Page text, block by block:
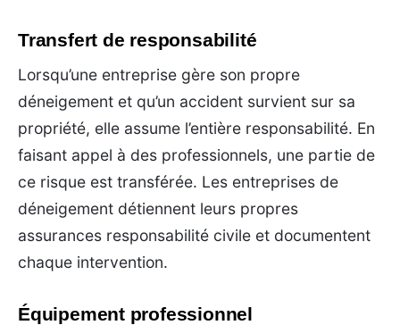
Transfert de responsabilité
Lorsqu’une entreprise gère son propre
déneigement et qu’un accident survient sur sa
propriété, elle assume l’entière responsabilité. En
faisant appel à des professionnels, une partie de
ce risque est transférée. Les entreprises de
déneigement détiennent leurs propres
assurances responsabilité civile et documentent
chaque intervention.
Équipement professionnel